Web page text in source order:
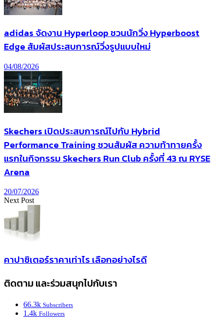
adidas จัดงาน Hyperloop ชวนนักวิ่ง Hyperboost
Edge สัมผัสประสบการณ์วิ่งรูปแบบใหม่
04/08/2026
Skechers เปิดประสบการณ์ไปกับ Hybrid
Performance Training ชวนสัมผัส ความท้าทายครั้ง
แรกในกิจกรรม Skechers Run Club ครั้งที่ 43 ณ RYSE
Arena
20/07/2026
Next Post
คาปาซิเตอร์ราคาเท่าไร เลือกอย่างไรดี
ติดตาม และร่วมสนุกไปกับเรา
66.3k Subscribers
1.4k Followers